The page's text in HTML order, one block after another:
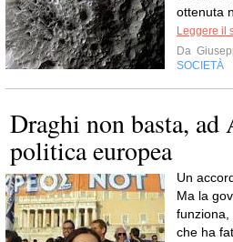
ottenuta
Leggere il
Da
SOCIETÀ
Draghi non basta, ad
politica europea
Un
Ma la
funziona,
che ha